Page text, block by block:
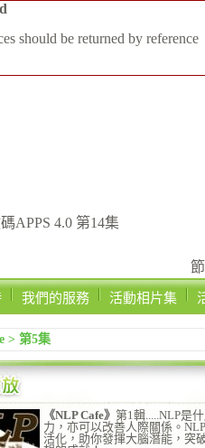
should be returned by reference
APPS 4.0 第14集
我們的服務 活動相片集
> 第5集
《NLP Cafe》 第1輯.....NLP是
力，亦可以改善人際關係。
活化，助你發揮大腦潛能，突